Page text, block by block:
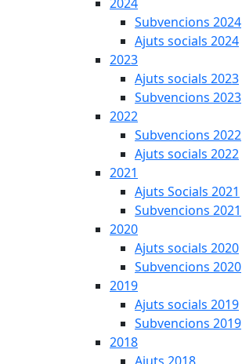
Subvencions 2024
Ajuts socials 2024
2023
Ajuts socials 2023
Subvencions 2023
2022
Subvencions 2022
Ajuts socials 2022
2021
Ajuts Socials 2021
Subvencions 2021
2020
Ajuts socials 2020
Subvencions 2020
2019
Ajuts socials 2019
Subvencions 2019
2018